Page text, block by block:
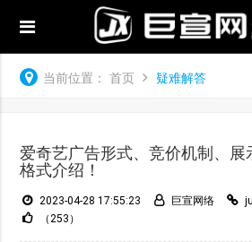
当前位置： 首页 疑难解答
爱奇艺广告形式、竞价机制、
格式介绍！
2023-04-28 17:55:23 巨宣网络
（253）